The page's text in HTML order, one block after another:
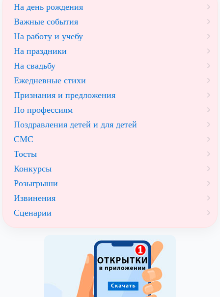
На день рождения
Важные события
На работу и учебу
На праздники
На свадьбу
Ежедневные стихи
Признания и предложения
По профессиям
Поздравления детей и для детей
СМС
Тосты
Конкурсы
Розыгрыши
Извинения
Сценарии